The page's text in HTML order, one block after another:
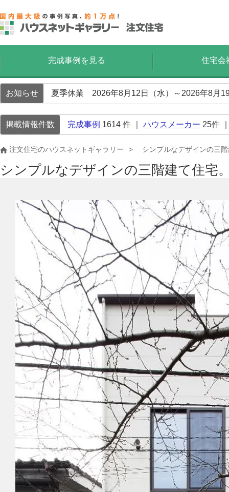
完成事例を見る 住宅会
お知らせ 夏季休業 2026年8月12日（水）～2026年8月
掲載情報件数 完成事例 1614 件 ｜ ハウスメーカー 25件
注文住宅のハウスネットギャラリー シンプルなデザインの三
シンプルなデザインの三階建て住宅